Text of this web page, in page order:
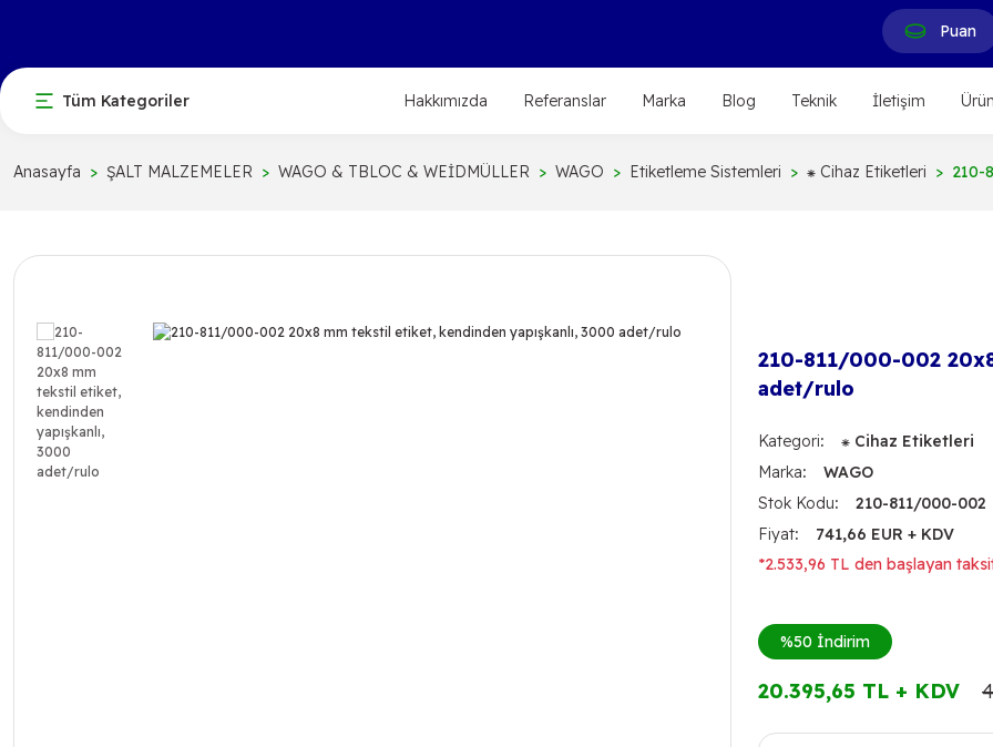
Puan
Tüm Kategoriler Hakkımızda Referanslar Marka Blog Teknik İletişim
Anasayfa ŞALT MALZEMELER WAGO & TBLOC & WEİDMÜLLER WAGO Etiketleme Sistemleri ⁕ Cihaz Etiketleri 210-
210-811/000-002
adet/rulo
Kategori
⁕ Cihaz Etiketleri
Marka
WAGO
Stok Kodu
210-811/000-002
Fiyat
741,66 EUR + KDV
*2.533,96 TL den başlayan
%50 İndirim
20.395,65 TL + KDV